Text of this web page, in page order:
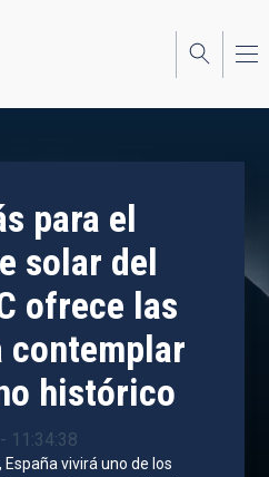
para el
solar del
ofrece las
contemplar
histórico
11:34:38
vivirá uno de los